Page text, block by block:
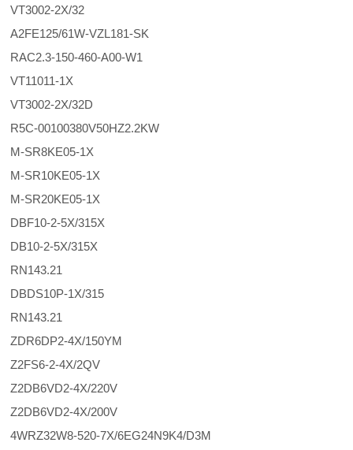
VT3002-2X/32
A2FE125/61W-VZL181-SK
RAC2.3-150-460-A00-W1
VT11011-1X
VT3002-2X/32D
R5C-00100380V50HZ2.2KW
M-SR8KE05-1X
M-SR10KE05-1X
M-SR20KE05-1X
DBF10-2-5X/315X
DB10-2-5X/315X
RN143.21
DBDS10P-1X/315
RN143.21
ZDR6DP2-4X/150YM
Z2FS6-2-4X/2QV
Z2DB6VD2-4X/220V
Z2DB6VD2-4X/200V
4WRZ32W8-520-7X/6EG24N9K4/D3M